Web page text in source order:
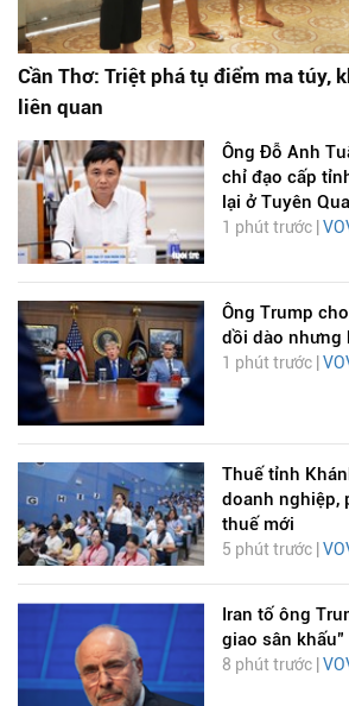
Cần Thơ: Triệt phá tụ điểm ma túy,
liên quan
Ông Đỗ Anh
chỉ đạo cấp
lại ở Tuyên
1 phút trước |
Ông Trump
dồi dào nhưng
1 phút trước |
Thuế tỉnh
doanh nghiệp,
thuế mới
5 phút trước |
Iran tố ông
giao sân khấu”
8 phút trước |